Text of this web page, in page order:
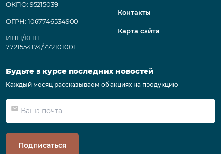
ОКПО: 95215039
ОГРН: 1067746534900
ИНН/КПП:
7721554174/772101001
Контакты
Карта сайта
Будьте в курсе последних новостей
Каждый месяц рассказываем об акциях на продукцию
Подписаться